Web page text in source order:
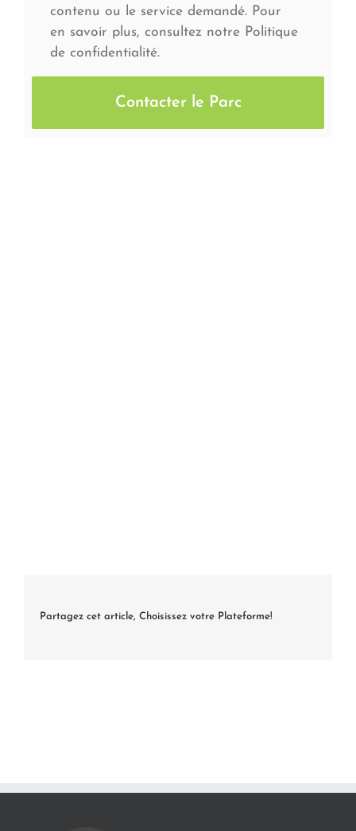
contenu ou le service demandé. Pour
en savoir plus, consultez notre Politique
de confidentialité.
Partagez cet article, Choisissez votre Plateforme!